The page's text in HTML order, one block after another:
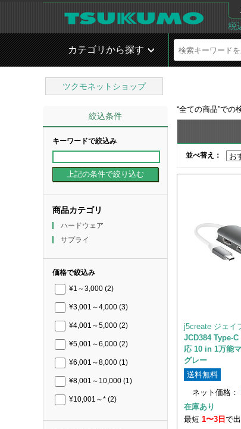
税
カテゴリから探す
ツクモネットショップ
絞込条件
キーワードで絞込み
商品カテゴリ
ハードウェア
サプライ
価格で絞込み
¥1～3,000 (2)
¥3,001～4,000 (3)
¥4,001～5,000 (2)
¥5,001～6,000 (2)
¥6,001～8,000 (1)
¥8,001～10,000 (1)
¥10,001～* (2)
“全ての商品”での
並べ替え：
j5create ジェイ
JCD384 Type-
応 10 in 1万能
グレー
送料無料
ネット価格：
在庫あり
最短 1〜3日 で